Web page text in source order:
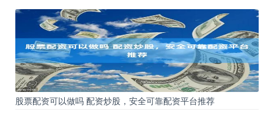
股票配资可以做吗 配资炒股，安全可靠配资平台推荐